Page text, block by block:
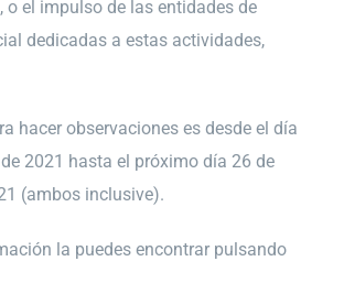
o el impulso de las entidades de
dedicadas a estas actividades,
hacer observaciones es desde el día
2021 hasta el próximo día 26 de
(ambos inclusive).
la puedes encontrar pulsando